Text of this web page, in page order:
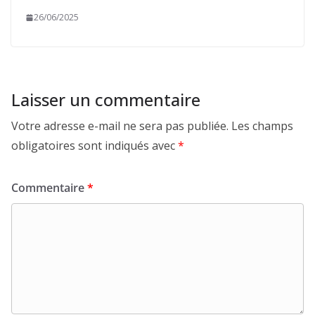
26/06/2025
Laisser un commentaire
Votre adresse e-mail ne sera pas publiée. Les champs
obligatoires sont indiqués avec*
Commentaire*